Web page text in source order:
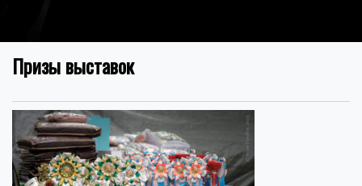
Призы выставок